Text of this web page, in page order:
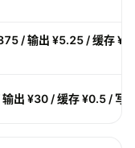
/ 输出 ¥5.25 / 缓存
出 ¥30 / 缓存 ¥0.5 / 写